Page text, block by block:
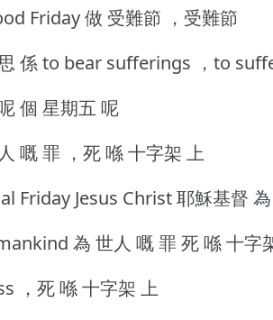
Friday 做 受難節 ，受難節
係 to bear sufferings ，to
個 星期五 呢
嘅 罪 ，死 喺 十字架 上
Friday Jesus Christ 耶穌基督
為 世人 嘅 罪 死 喺 十字
，死 喺 十字架 上